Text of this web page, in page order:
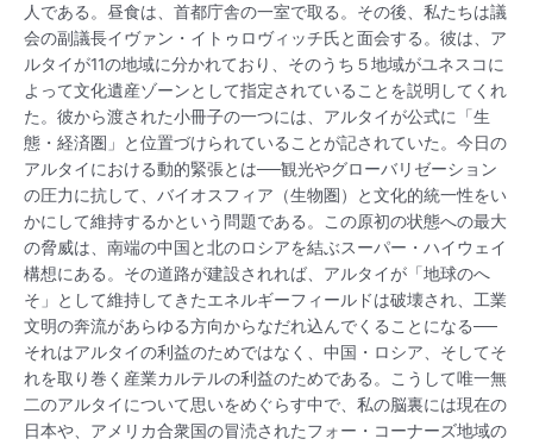
人である。昼食は、首都庁舎の一室で取る。その後、私たちは議
会の副議長イヴァン・イトゥロヴィッチ氏と面会する。彼は、ア
ルタイが11の地域に分かれており、そのうち５地域がユネスコに
よって文化遺産ゾーンとして指定されていることを説明してくれ
た。彼から渡された小冊子の一つには、アルタイが公式に「生
態・経済圏」と位置づけられていることが記されていた。今日の
アルタイにおける動的緊張とは──観光やグローバリゼーション
の圧力に抗して、バイオスフィア（生物圏）と文化的統一性をい
かにして維持するかという問題である。この原初の状態への最大
の脅威は、南端の中国と北のロシアを結ぶスーパー・ハイウェイ
構想にある。その道路が建設されれば、アルタイが「地球のへ
そ」として維持してきたエネルギーフィールドは破壊され、工業
文明の奔流があらゆる方向からなだれ込んでくることになる──
それはアルタイの利益のためではなく、中国・ロシア、そしてそ
れを取り巻く産業カルテルの利益のためである。こうして唯一無
二のアルタイについて思いをめぐらす中で、私の脳裏には現在の
日本や、アメリカ合衆国の冒涜されたフォー・コーナーズ地域の